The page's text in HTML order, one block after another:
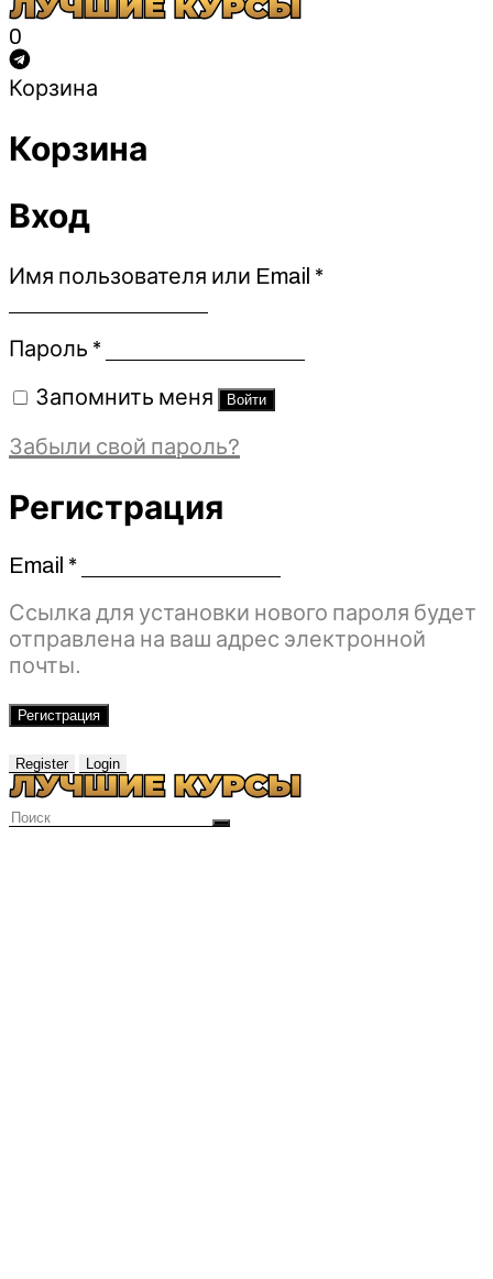
0
Корзина
Корзина
Вход
Имя пользователя или Email *Обязательно
Пароль *Обязательно
Запомнить меня Войти
Забыли свой пароль?
Регистрация
Email *Обязательно
Ссылка для установки нового пароля будет
отправлена ​​на ваш адрес электронной
почты.
Регистрация
Register Login